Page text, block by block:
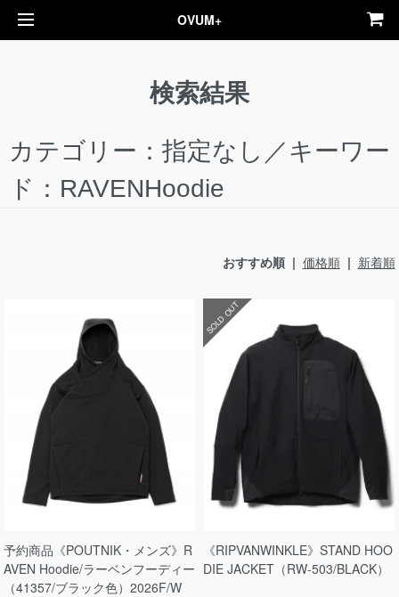
OVUM+
検索結果
カテゴリー：指定なし／キーワー
ド：RAVENHoodie
おすすめ順 | 価格順| 新着順
予約商品《POUTNIK・メンズ》R
AVEN Hoodie/ラーベンフーディー
（41357/ブラック色）2026F/W
SOLD OUT
《RIPVANWINKLE》STAND HOO
DIE JACKET（RW-503/BLACK）